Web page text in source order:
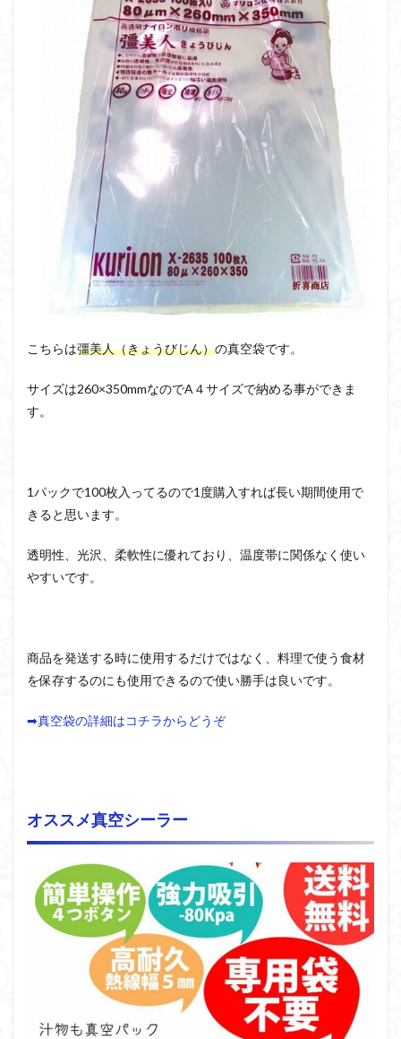
こちらは彊美人（きょうびじん）の真空袋です。
サイズは260×350mmなのでA４サイズで納める事ができま
す。
1パックで100枚入ってるので1度購入すれば長い期間使用で
きると思います。
透明性、光沢、柔軟性に優れており、温度帯に関係なく使い
やすいです。
商品を発送する時に使用するだけではなく、料理で使う食材
を保存するのにも使用できるので使い勝手は良いです。
➡真空袋の詳細はコチラからどうぞ
オススメ真空シーラー